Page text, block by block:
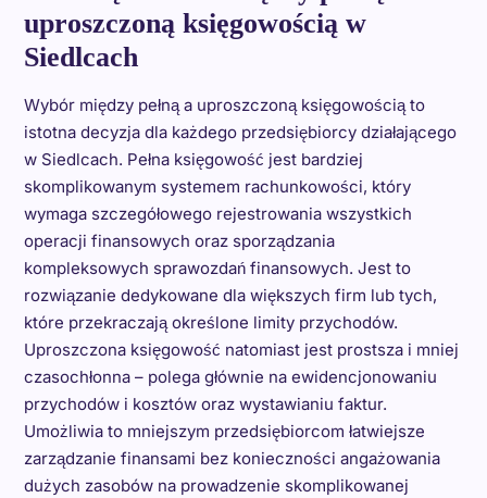
uproszczoną księgowością w
Siedlcach
Wybór między pełną a uproszczoną księgowością to
istotna decyzja dla każdego przedsiębiorcy działającego
w Siedlcach. Pełna księgowość jest bardziej
skomplikowanym systemem rachunkowości, który
wymaga szczegółowego rejestrowania wszystkich
operacji finansowych oraz sporządzania
kompleksowych sprawozdań finansowych. Jest to
rozwiązanie dedykowane dla większych firm lub tych,
które przekraczają określone limity przychodów.
Uproszczona księgowość natomiast jest prostsza i mniej
czasochłonna – polega głównie na ewidencjonowaniu
przychodów i kosztów oraz wystawianiu faktur.
Umożliwia to mniejszym przedsiębiorcom łatwiejsze
zarządzanie finansami bez konieczności angażowania
dużych zasobów na prowadzenie skomplikowanej